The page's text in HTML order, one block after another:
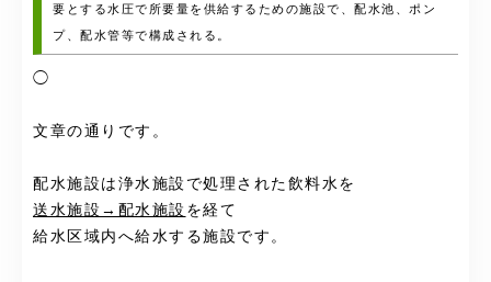
要とする水圧で所要量を供給するための施設で、配水池、ポン
プ、配水管等で構成される。
◯
文章の通りです。
配水施設は浄水施設で処理された飲料水を
送水施設→配水施設 を経て
給水区域内へ給水する施設です。